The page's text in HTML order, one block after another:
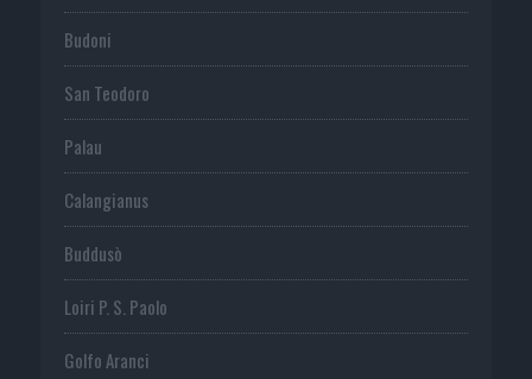
Budoni
San Teodoro
Palau
Calangianus
Buddusò
Loiri P. S. Paolo
Golfo Aranci